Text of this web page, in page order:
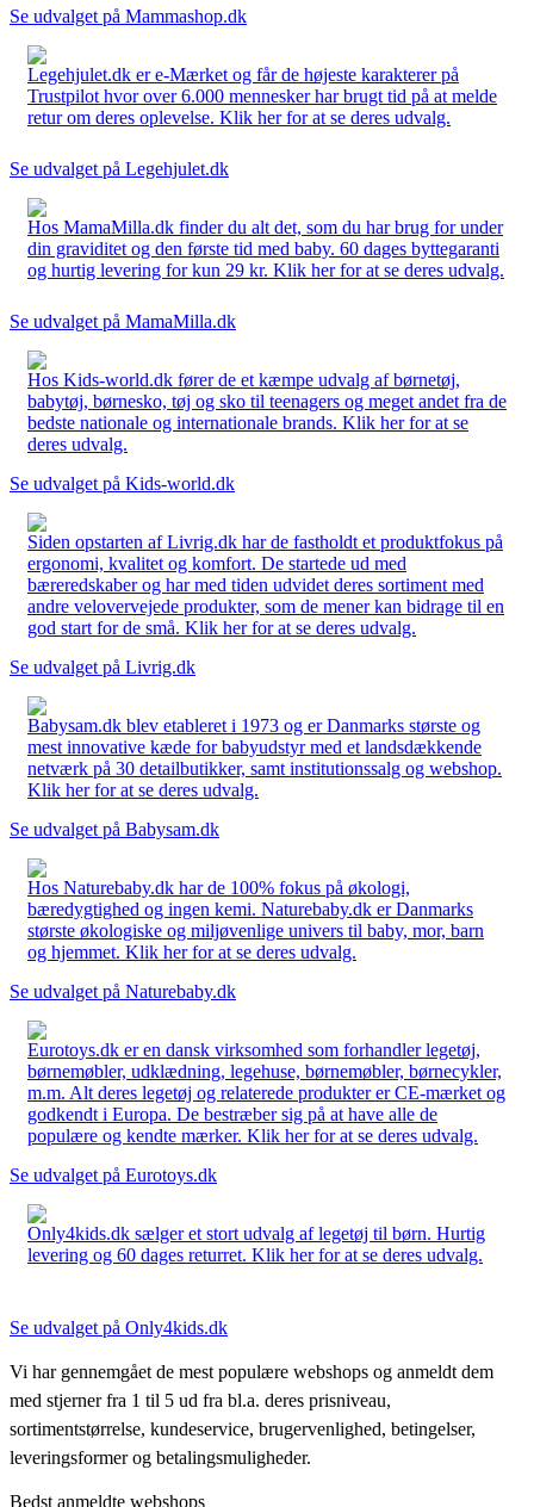
Se udvalget på Mammashop.dk
Legehjulet.dk er e-Mærket og får de højeste karakterer på
Trustpilot hvor over 6.000 mennesker har brugt tid på at melde
retur om deres oplevelse. Klik her for at se deres udvalg.
Se udvalget på Legehjulet.dk
Hos MamaMilla.dk finder du alt det, som du har brug for under
din graviditet og den første tid med baby. 60 dages byttegaranti
og hurtig levering for kun 29 kr. Klik her for at se deres udvalg.
Se udvalget på MamaMilla.dk
Hos Kids-world.dk fører de et kæmpe udvalg af børnetøj,
babytøj, børnesko, tøj og sko til teenagers og meget andet fra de
bedste nationale og internationale brands. Klik her for at se
deres udvalg.
Se udvalget på Kids-world.dk
Siden opstarten af Livrig.dk har de fastholdt et produktfokus på
ergonomi, kvalitet og komfort. De startede ud med
bæreredskaber og har med tiden udvidet deres sortiment med
andre velovervejede produkter, som de mener kan bidrage til en
god start for de små. Klik her for at se deres udvalg.
Se udvalget på Livrig.dk
Babysam.dk blev etableret i 1973 og er Danmarks største og
mest innovative kæde for babyudstyr med et landsdækkende
netværk på 30 detailbutikker, samt institutionssalg og webshop.
Klik her for at se deres udvalg.
Se udvalget på Babysam.dk
Hos Naturebaby.dk har de 100% fokus på økologi,
bæredygtighed og ingen kemi. Naturebaby.dk er Danmarks
største økologiske og miljøvenlige univers til baby, mor, barn
og hjemmet. Klik her for at se deres udvalg.
Se udvalget på Naturebaby.dk
Eurotoys.dk er en dansk virksomhed som forhandler legetøj,
børnemøbler, udklædning, legehuse, børnemøbler, børnecykler,
m.m. Alt deres legetøj og relaterede produkter er CE-mærket og
godkendt i Europa. De bestræber sig på at have alle de
populære og kendte mærker. Klik her for at se deres udvalg.
Se udvalget på Eurotoys.dk
Only4kids.dk sælger et stort udvalg af legetøj til børn. Hurtig
levering og 60 dages returret. Klik her for at se deres udvalg.
Se udvalget på Only4kids.dk
Vi har gennemgået de mest populære webshops og anmeldt dem
med stjerner fra 1 til 5 ud fra bl.a. deres prisniveau,
sortimentstørrelse, kundeservice, brugervenlighed, betingelser,
leveringsformer og betalingsmuligheder.
Bedst anmeldte webshops